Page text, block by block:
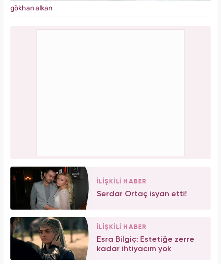
gökhan alkan
İLİŞKİLİ HABER
Serdar Ortaç isyan etti!
İLİŞKİLİ HABER
Esra Bilgiç: Estetiğe zerre
kadar ihtiyacım yok